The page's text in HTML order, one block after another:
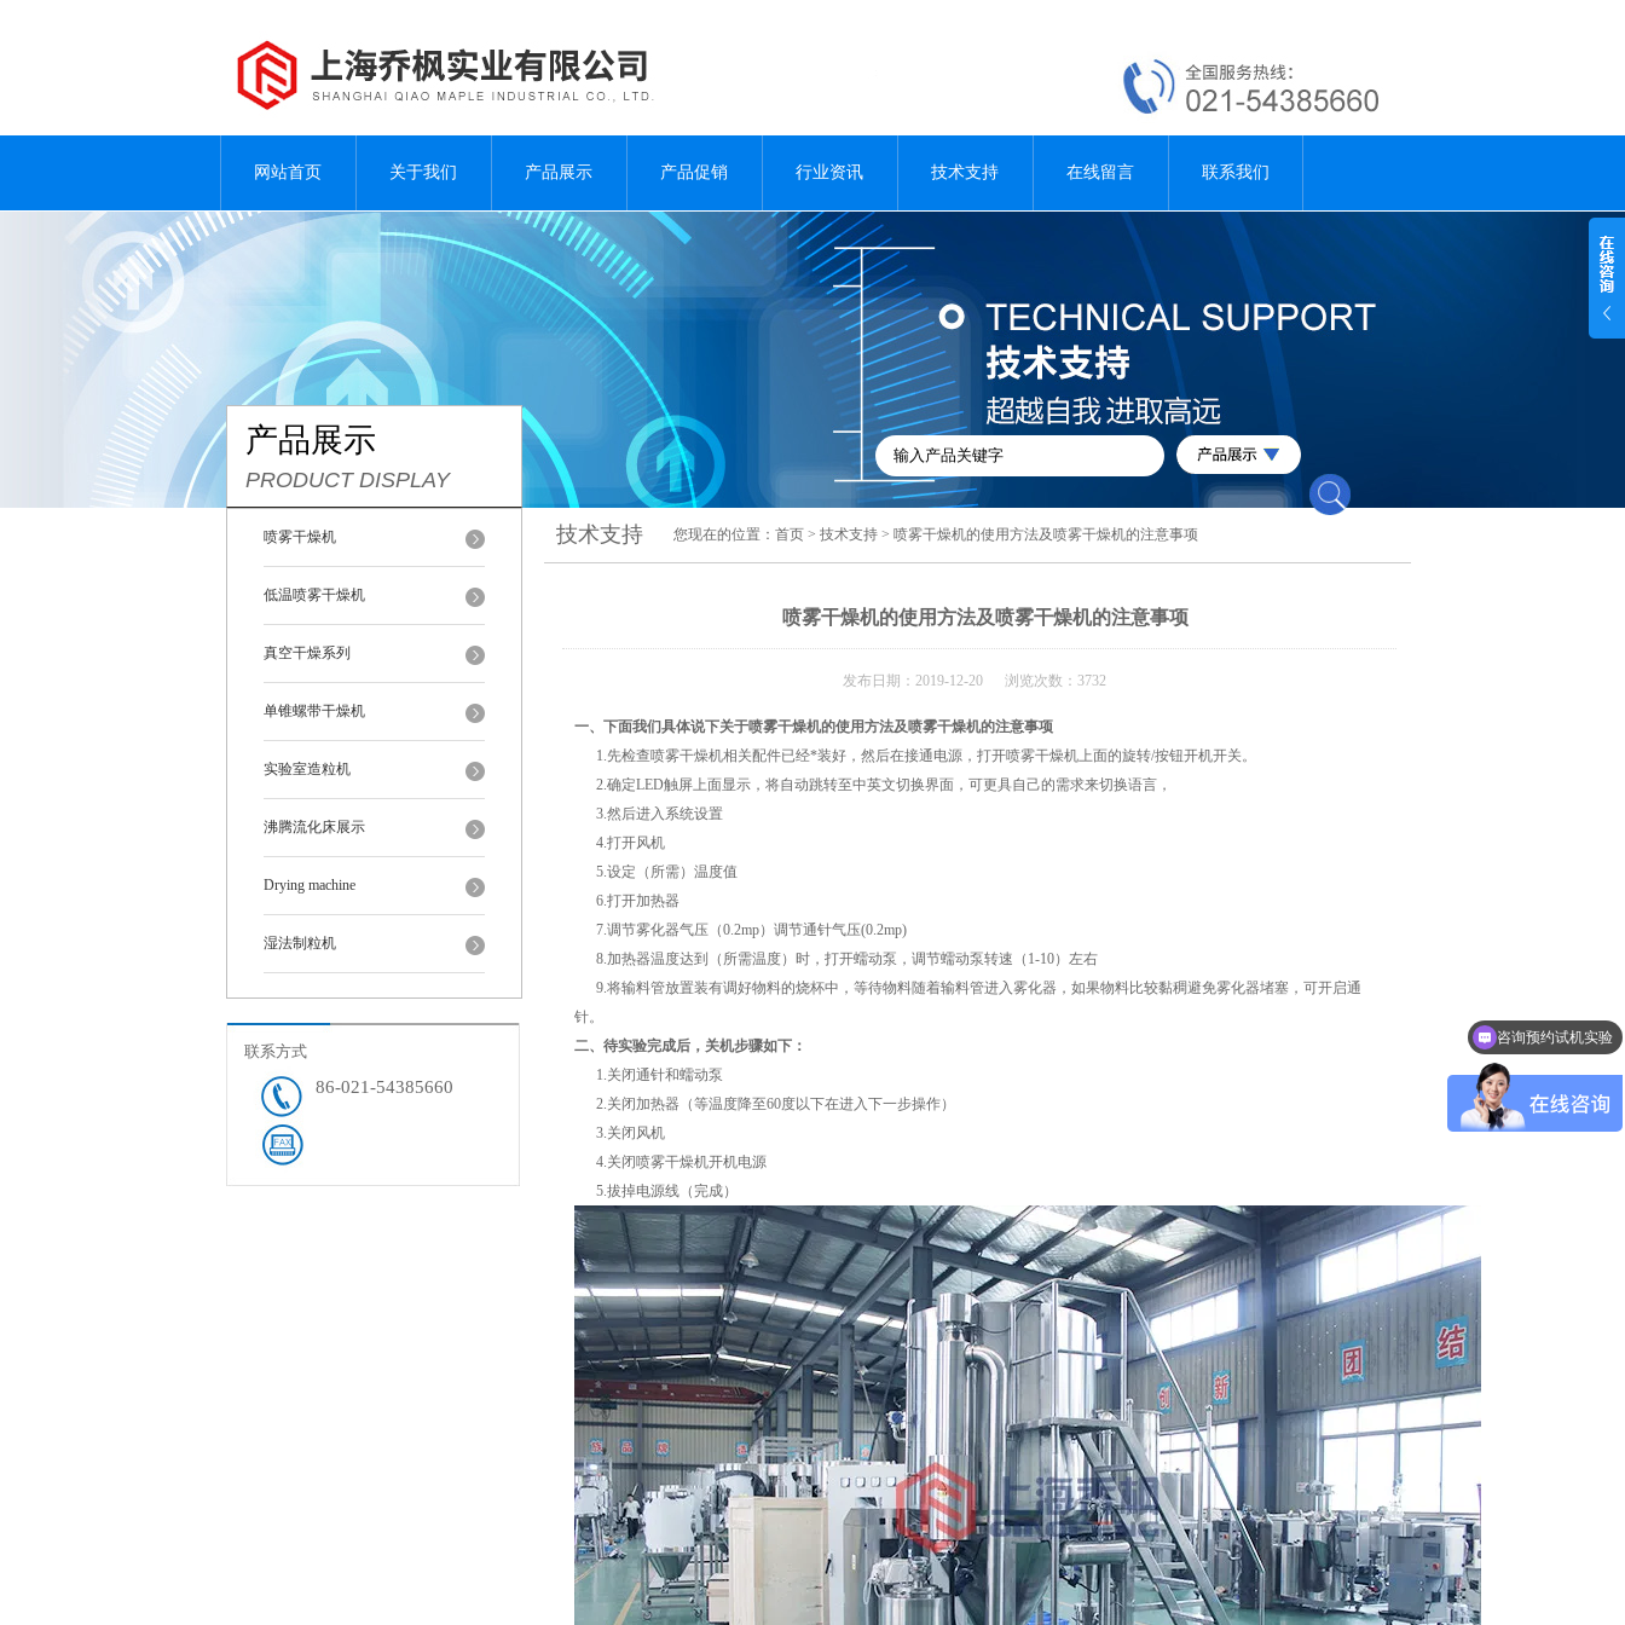
网站首页 关于我们 产品展示 产品促销 行业资讯 技术支持 在线留言 联系我们
产品展示
PRODUCT DISPLAY
喷雾干燥机
低温喷雾干燥机
真空干燥系列
单锥螺带干燥机
实验室造粒机
沸腾流化床展示
Drying machine
湿法制粒机
联系方式
86-021-54385660
技术支持 您现在的位置： 首页 > 技术支持 > 喷雾干燥机的使用方法及喷雾干燥机的注意事项
喷雾干燥机的使用方法及喷雾干燥机的注意事项
发布日期：2019-12-20 浏览次数：3732
一、下面我们具体说下关于喷雾干燥机的使用方法及喷雾干燥机的注意事项
1.先检查喷雾干燥机相关配件已经*装好，然后在接通电源，打开喷雾干燥机上面的旋转/按钮开机开关。
2.确定LED触屏上面显示，将自动跳转至中英文切换界面，可更具自己的需求来切换语言，
3.然后进入系统设置
4.打开风机
5.设定（所需）温度值
6.打开加热器
7.调节雾化器气压（0.2mp）调节通针气压(0.2mp)
8.加热器温度达到（所需温度）时，打开蠕动泵，调节蠕动泵转速（1-10）左右
9.将输料管放置装有调好物料的烧杯中，等待物料随着输料管进入雾化器，如果物料比较黏稠避免雾化器堵塞，可开启通
针。
二、待实验完成后，关机步骤如下：
1.关闭通针和蠕动泵
2.关闭加热器（等温度降至60度以下在进入下一步操作）
3.关闭风机
4.关闭喷雾干燥机开机电源
5.拔掉电源线（完成）
咨询预约试机实验